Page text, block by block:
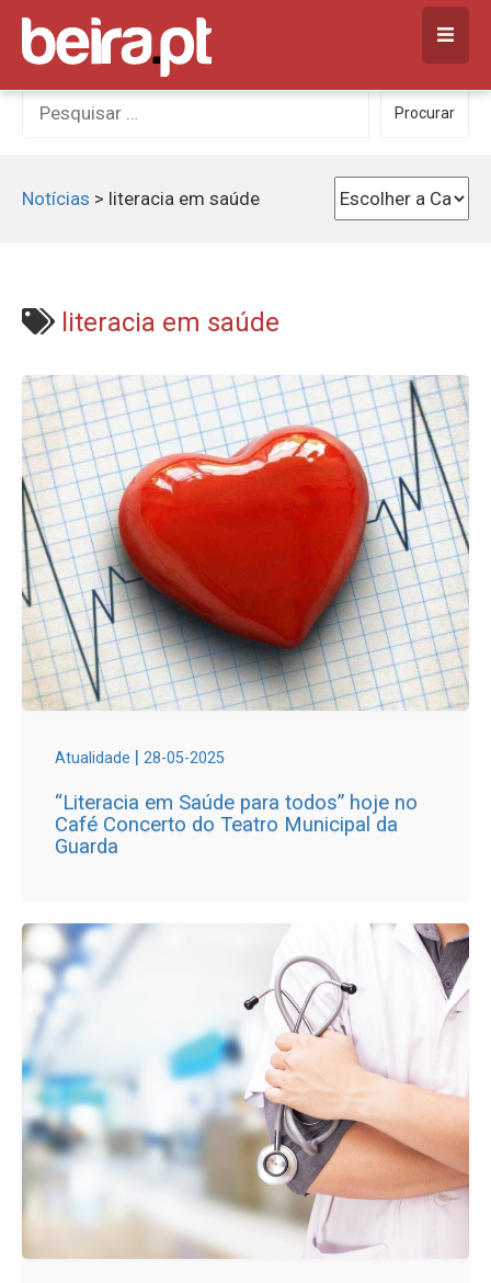
Skip
content
Procurar
por:
Procurar
Notícias > literacia em saúde
literacia em saúde
Atualidade | 28-05-2025
“Literacia em Saúde para todos” hoje no
Café Concerto do Teatro Municipal da
Guarda